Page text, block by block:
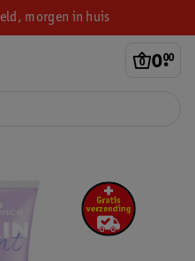
morgen in huis
0.
00